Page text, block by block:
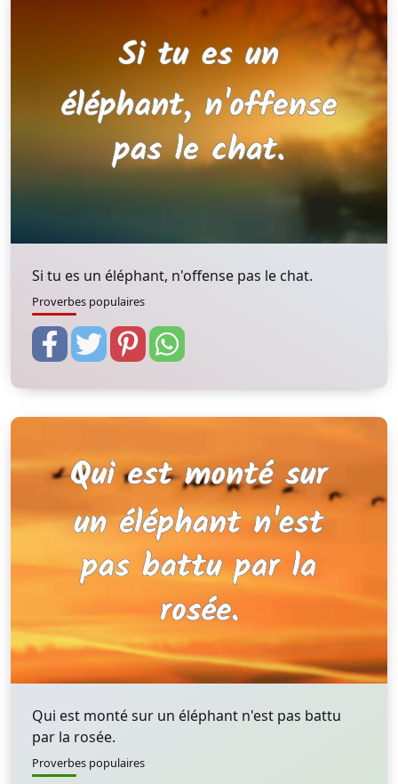
Si tu es un éléphant, n'offense pas le chat.
Proverbes populaires
Qui est monté sur un éléphant n'est pas battu
par la rosée.
Proverbes populaires